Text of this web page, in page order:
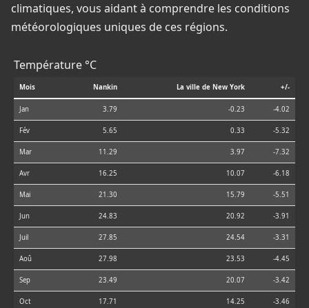
climatiques, vous aidant à comprendre les conditions
météorologiques uniques de ces régions.
Température °C
Mois Nankin La ville de New York +/-
Jan 3.79 -0.23 -4.02
Fév 5.65 0.33 -5.32
Mar 11.29 3.97 -7.32
Avr 16.25 10.07 -6.18
Mai 21.30 15.79 -5.51
Jun 24.83 20.92 -3.91
Juil 27.85 24.54 -3.31
Aoû 27.98 23.53 -4.45
Sep 23.49 20.07 -3.42
Oct 17.71 14.25 -3.46